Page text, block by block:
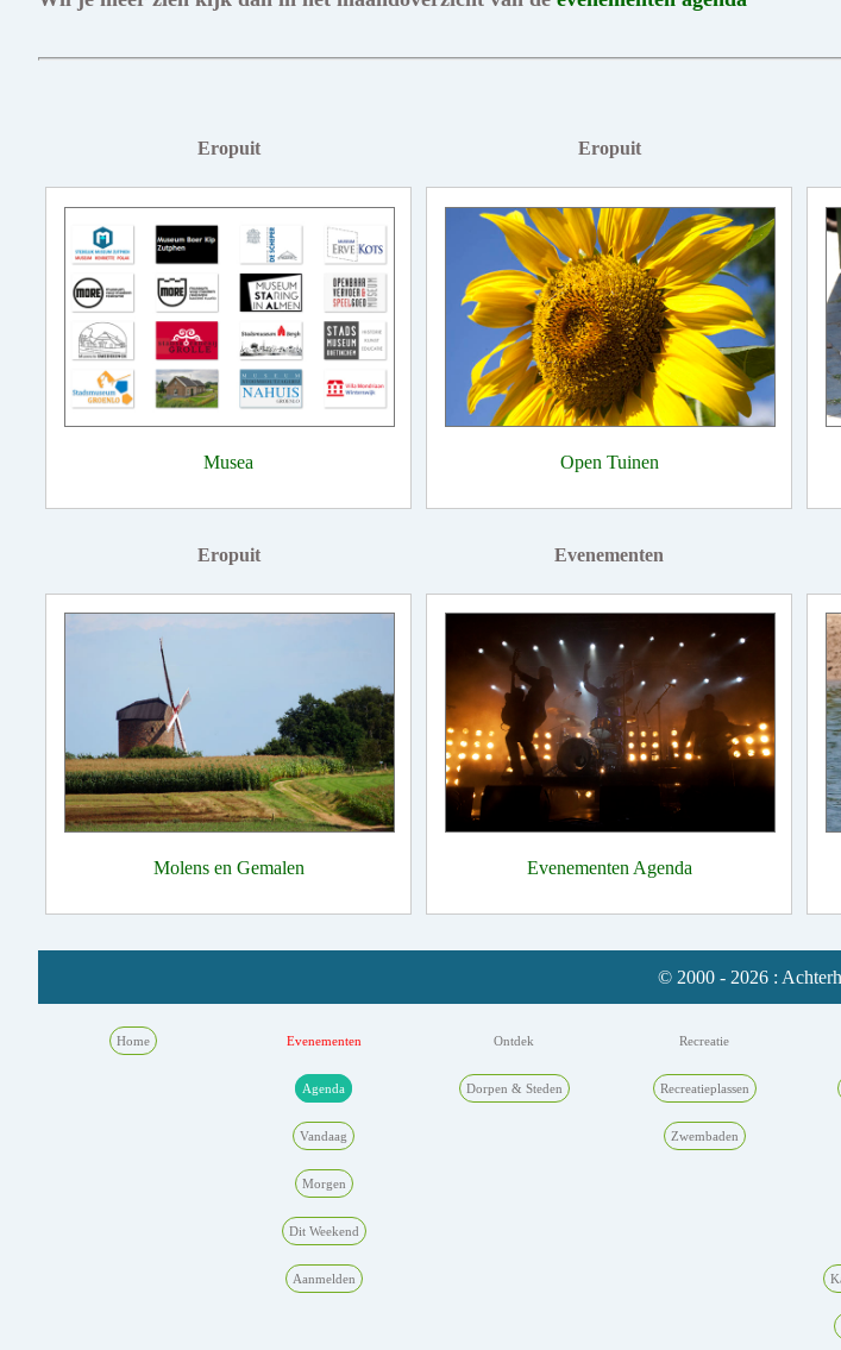
Eropuit
Musea
Eropuit
Open Tuinen
Eropuit
Molens en Gemalen
Evenementen
Evenementen Agenda
© 2000 - 2026 :
Home Evenementen
Agenda
Vandaag
Morgen
Dit Weekend
Aanmelden
Ontdek
Dorpen & Steden
Recreatie
Recreatieplassen
Zwembaden